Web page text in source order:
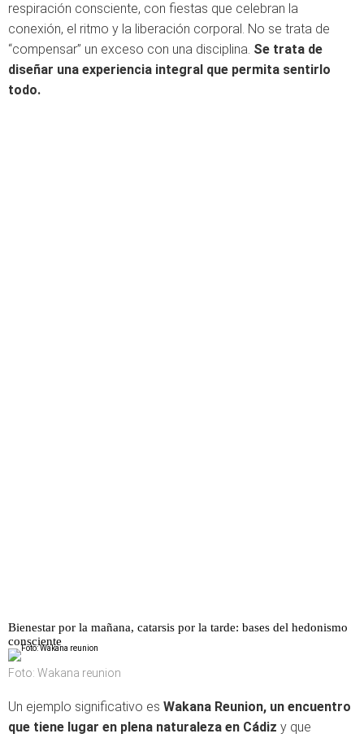
respiración consciente, con fiestas que celebran la
conexión, el ritmo y la liberación corporal. No se trata de
“compensar” un exceso con una disciplina. Se trata de
diseñar una experiencia integral que permita sentirlo
todo.
Bienestar por la mañana, catarsis por la tarde: bases del hedonismo
consciente
Foto: Wakana reunion
Un ejemplo significativo es Wakana Reunion, un encuentro
que tiene lugar en plena naturaleza en Cádiz y que